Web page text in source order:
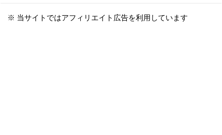
※ 当サイトではアフィリエイト広告を利用しています